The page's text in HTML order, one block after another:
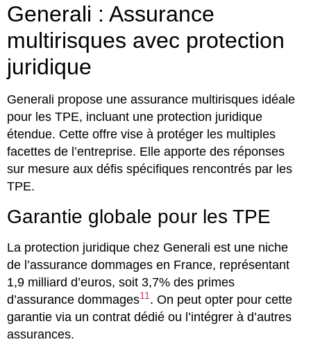
Generali : Assurance
multirisques avec protection
juridique
Generali propose une assurance multirisques idéale
pour les TPE, incluant une protection juridique
étendue. Cette offre vise à protéger les multiples
facettes de l’entreprise. Elle apporte des réponses
sur mesure aux défis spécifiques rencontrés par les
TPE.
Garantie globale pour les TPE
La protection juridique chez Generali est une niche
de l’assurance dommages en France, représentant
1,9 milliard d’euros, soit 3,7% des primes
d’assurance dommages11. On peut opter pour cette
garantie via un contrat dédié ou l’intégrer à d’autres
assurances.